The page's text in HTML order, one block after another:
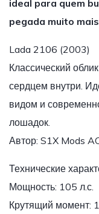
ideal para quem
pegada muito
Lada 2106 (2003)
Классический
сердцем внутри.
видом и
лошадок.
Автор: S1X Mods
Технические
Мощность: 105 л.с.
Крутящий момент: